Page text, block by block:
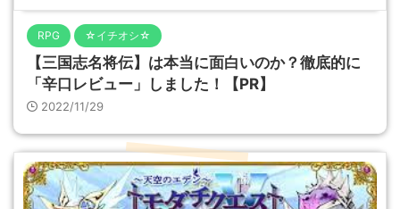
RPG ☆イチオシ☆
【三国志名将伝】は本当に面白いのか？徹底的に
「辛口レビュー」しました！【PR】
2022/11/29